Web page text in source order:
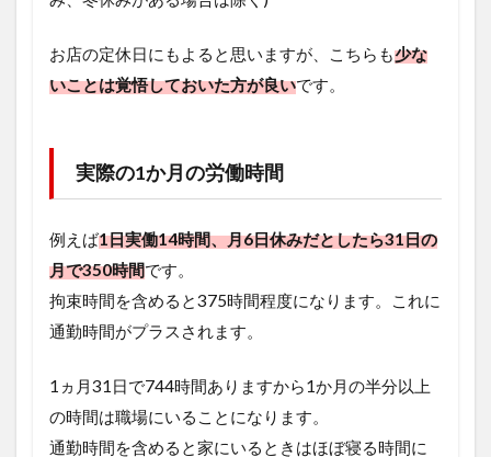
お店の定休日にもよると思いますが、こちらも少な
いことは覚悟しておいた方が良いです。
実際の1か月の労働時間
例えば1日実働14時間、月6日休みだとしたら31日の
月で350時間です。
拘束時間を含めると375時間程度になります。これに
通勤時間がプラスされます。
1ヵ月31日で744時間ありますから1か月の半分以上
の時間は職場にいることになります。
通勤時間を含めると家にいるときはほぼ寝る時間に